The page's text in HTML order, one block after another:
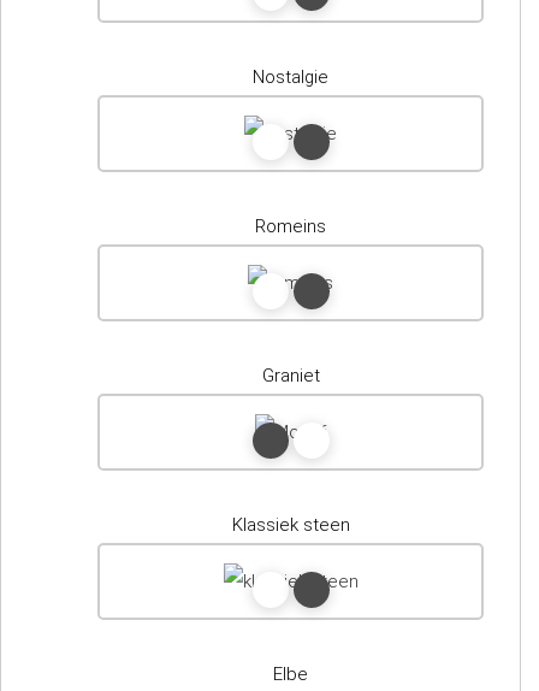
Nostalgie
Romeins
Graniet
Klassiek steen
Elbe